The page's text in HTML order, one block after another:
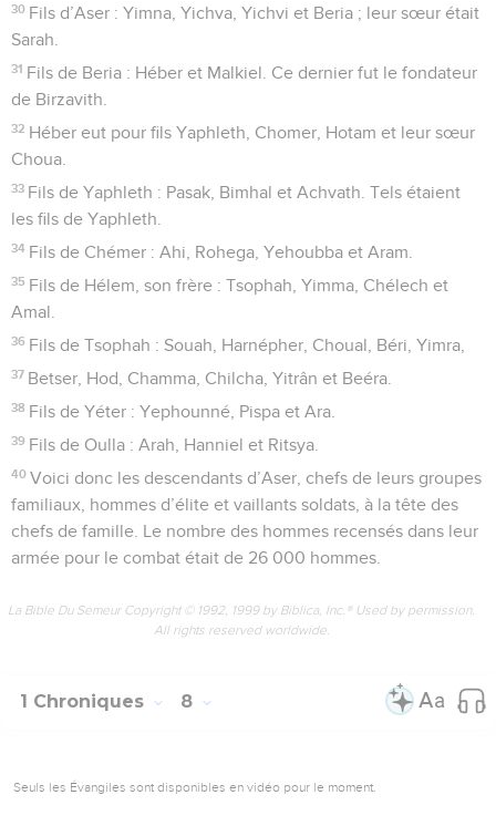
30 Fils d’Aser : Yimna, Yichva, Yichvi et Beria ; leur sœur était
Sarah.
31 Fils de Beria : Héber et Malkiel. Ce dernier fut le fondateur
de Birzavith.
32 Héber eut pour fils Yaphleth, Chomer, Hotam et leur sœur
Choua.
33 Fils de Yaphleth : Pasak, Bimhal et Achvath. Tels étaient
les fils de Yaphleth.
34 Fils de Chémer : Ahi, Rohega, Yehoubba et Aram.
35 Fils de Hélem, son frère : Tsophah, Yimma, Chélech et
Amal.
36 Fils de Tsophah : Souah, Harnépher, Choual, Béri, Yimra,
37 Betser, Hod, Chamma, Chilcha, Yitrân et Beéra.
38 Fils de Yéter : Yephounné, Pispa et Ara.
39 Fils de Oulla : Arah, Hanniel et Ritsya.
40 Voici donc les descendants d’Aser, chefs de leurs groupes
familiaux, hommes d’élite et vaillants soldats, à la tête des
chefs de famille. Le nombre des hommes recensés dans leur
armée pour le combat était de 26 000 hommes.
La Bible Du Semeur Copyright © 1992, 1999 by Biblica, Inc.® Used by permission.
All rights reserved worldwide.
1 Chroniques 8
Seuls les Évangiles sont disponibles en vidéo pour le moment.